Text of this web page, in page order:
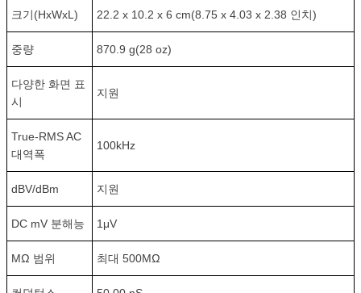
크기(HxWxL) 22.2 x 10.2 x 6 cm(8.75 x 4.03 x 2.38 인치)
중량 870.9 g(28 oz)
다양한 화면 표
시
지원
True-RMS AC
대역폭
100kHz
dBV/dBm 지원
DC mV 분해능 1μV
MΩ 범위 최대 500MΩ